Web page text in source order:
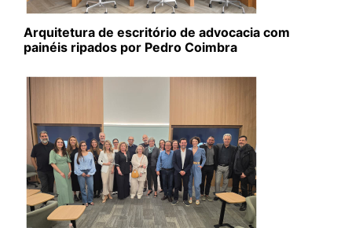
Arquitetura de escritório de advocacia com
painéis ripados por Pedro Coimbra